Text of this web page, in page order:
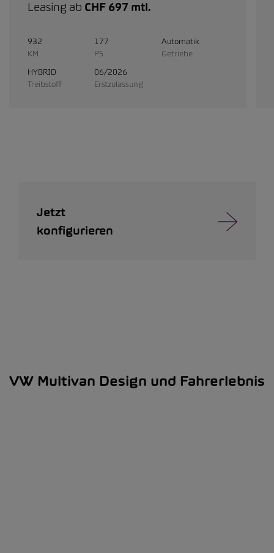
Leasing ab CHF 697 mtl.
932
KM
177
PS
Automatik
Getriebe
HYBRID
Treibstoff
06/2026
Erstzulassung
Jetzt
konfigurieren
VW Multivan Design und Fahrerlebnis